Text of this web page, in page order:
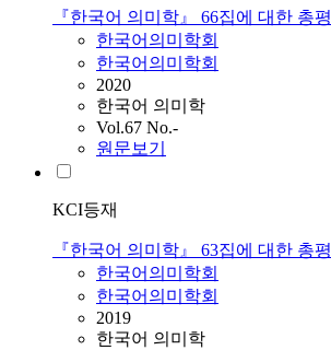
『한국어 의미학』 66집에 대한 총평
한국어의미학회
한국어의미학회
2020
한국어 의미학
Vol.67 No.-
원문보기
KCI등재
『한국어 의미학』 63집에 대한 총평
한국어의미학회
한국어의미학회
2019
한국어 의미학